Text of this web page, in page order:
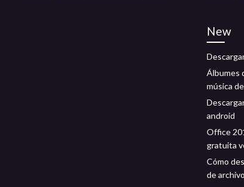
New
Álbumes
música
android
Office
gratuita
Cómo
de